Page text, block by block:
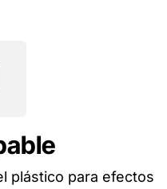
plástico para efectos